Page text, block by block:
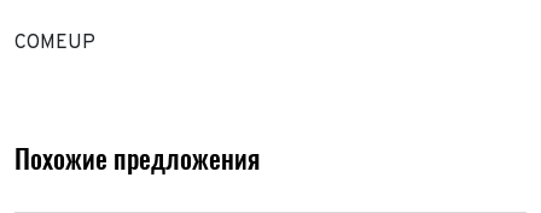
COMEUP
Похожие предложения